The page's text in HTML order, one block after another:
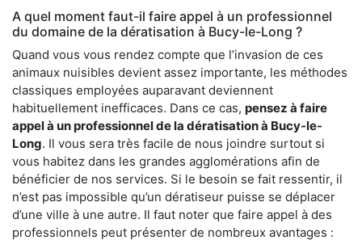
A quel moment faut-il faire appel à un professionnel
du domaine de la dératisation à Bucy-le-Long ?
Quand vous vous rendez compte que l’invasion de ces
animaux nuisibles devient assez importante, les méthodes
classiques employées auparavant deviennent
habituellement inefficaces. Dans ce cas, pensez à faire
appel à un professionnel de la dératisation à Bucy-le-
Long. Il vous sera très facile de nous joindre surtout si
vous habitez dans les grandes agglomérations afin de
bénéficier de nos services. Si le besoin se fait ressentir, il
n’est pas impossible qu’un dératiseur puisse se déplacer
d’une ville à une autre. Il faut noter que faire appel à des
professionnels peut présenter de nombreux avantages :